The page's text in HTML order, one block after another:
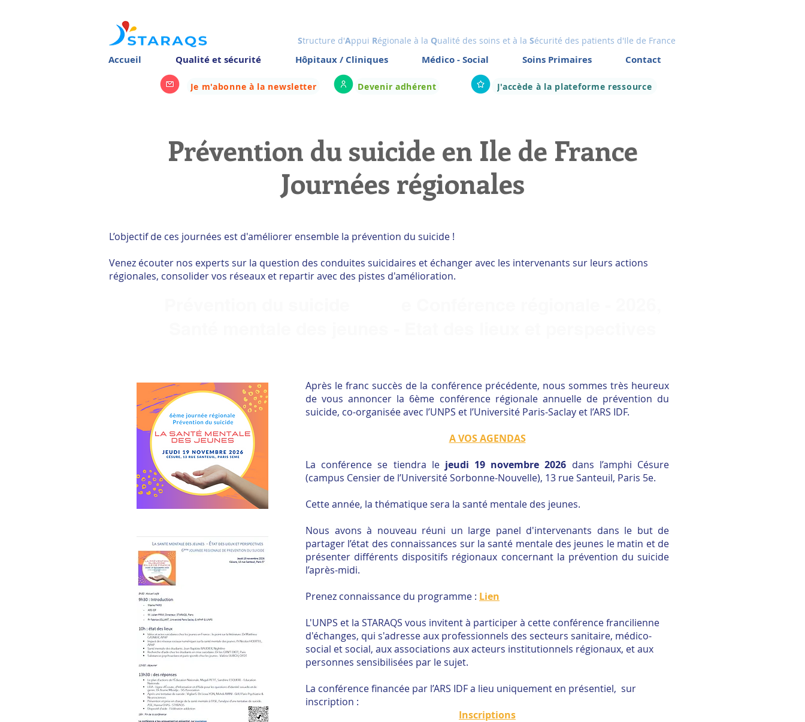
Structure d'Appui Régionale à la Qualité des soins et à la Sécurité des patients d'Ile de France
Accueil Qualité et sécurité Hôpitaux / Cliniques Médico - Social Soins Primaires Contact
Je m'abonne à la newsletter Devenir adhérent J'accède à la plateforme ressource
Prévention du suicide en Ile de France
Journées régionales
L’objectif de ces journées est d'améliorer ensemble la prévention du suicide !
Venez écouter nos experts sur la question des conduites suicidaires et échanger avec les intervenants sur leurs actions
régionales, consolider vos réseaux et repartir avec des pistes d'amélioration.
Après le franc succès de la conférence précédente, nous sommes très heureux
de vous annoncer la 6ème conférence régionale annuelle de prévention du
suicide, co-organisée avec l’UNPS et l’Université Paris-Saclay et l’ARS IDF.
A VOS AGENDAS​
La conférence se tiendra le jeudi 19 novembre 2026 dans l’amphi Césure
(campus Censier de l’Université Sorbonne-Nouvelle), 13 rue Santeuil, Paris 5e.
Cette année, la thématique sera la santé mentale des jeunes.
Nous avons à nouveau réuni un large panel d'intervenants dans le but de
partager l’état des connaissances sur la santé mentale des jeunes le matin et de
présenter différents dispositifs régionaux concernant la prévention du suicide
l’après-midi.
Prenez connaissance du programme : Lien
L'UNPS et la STARAQS vous invitent à participer à cette conférence francilienne
d'échanges, qui s'adresse aux professionnels des secteurs sanitaire, médico-
social et social, aux associations aux acteurs institutionnels régionaux, et aux
personnes sensibilisées par le sujet.
La conférence financée par l’ARS IDF a lieu uniquement en présentiel, sur
inscription :
Inscriptions